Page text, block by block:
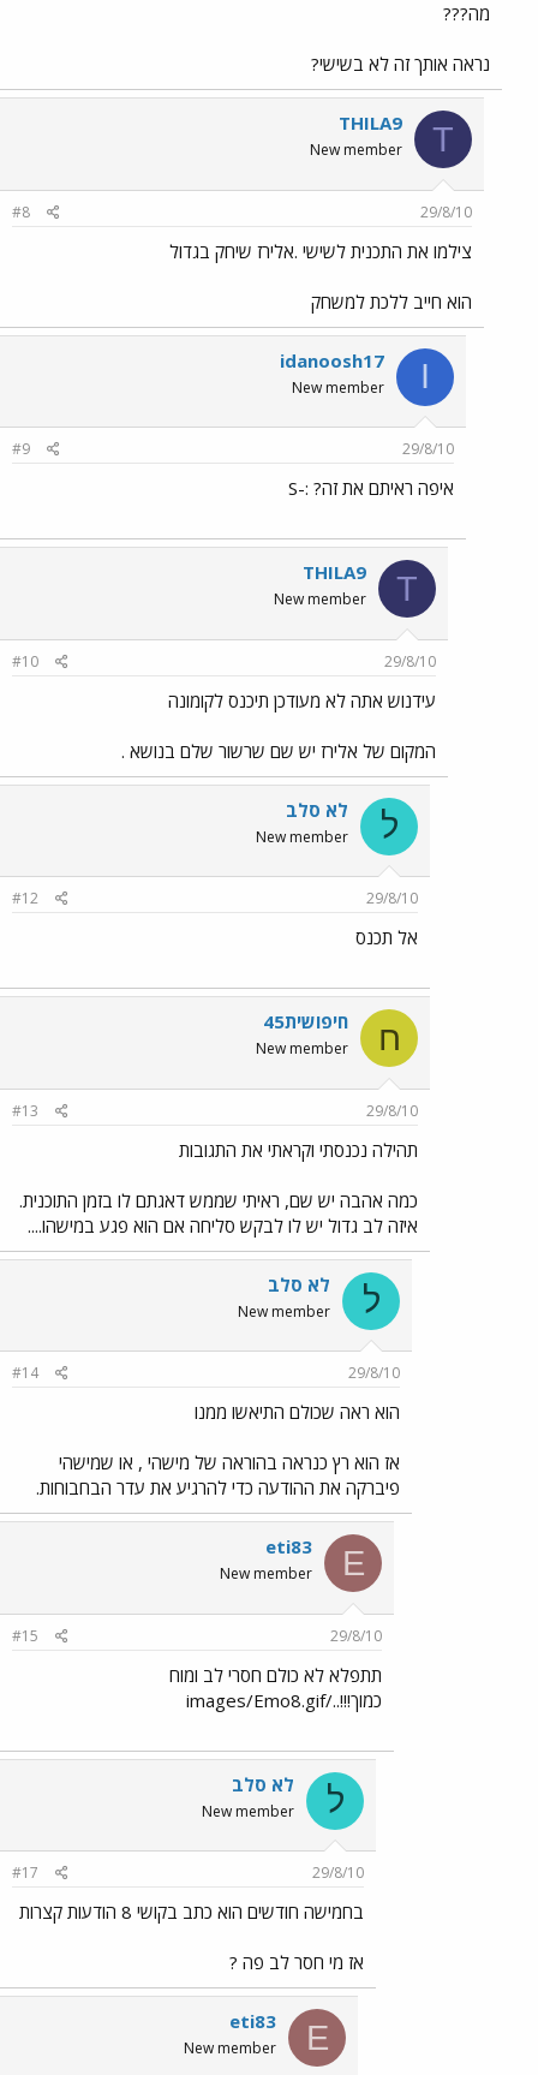
מה???
נראה אותך זה לא בשישי?
T
THILA9
New member
29/8/10
#8
צילמו את התכנית לשישי .אלירז שיחק בגדול
הוא חייב ללכת למשחק
I
idanoosh17
New member
29/8/10
#9
איפה ראיתם את זה? :-S
T
THILA9
New member
29/8/10
#10
עידנוש אתה לא מעודכן תיכנס לקומונה
המקום של אלירז יש שם שרשור שלם בנושא .
ל לא סלב
New member
29/8/10
#12
אל תכנס
ח חיפושית45
New member
29/8/10
#13
תהילה נכנסתי וקראתי את התגובות
כמה אהבה יש שם, ראיתי שממש דאגתם לו בזמן התוכנית.
איזה לב גדול יש לו לבקש סליחה אם הוא פגע במישהו....
ל לא סלב
New member
29/8/10
#14
הוא ראה שכולם התיאשו ממנו
אז הוא רץ כנראה בהוראה של מישהי , או שמישהי
פיברקה את ההודעה כדי להרגיע את עדר הבחבוחות.
E
eti83
New member
29/8/10
#15
תתפלא לא כולם חסרי לב ומוח
כמוך!!!../images/Emo8.gif
ל לא סלב
New member
29/8/10
#17
בחמישה חודשים הוא כתב בקושי 8 הודעות קצרות
אז מי חסר לב פה ?
E
eti83
New member